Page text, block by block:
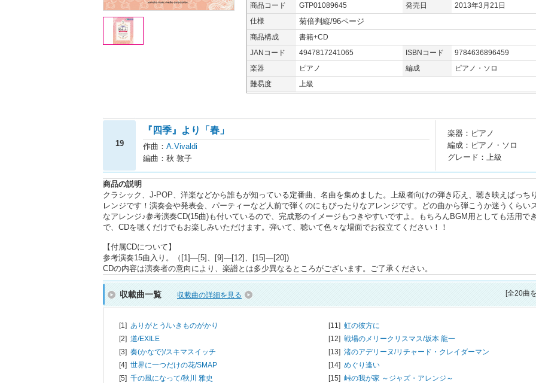
商品コード GTP01089645 発売日
2013年3月21日
仕様
菊倍判縦/96ページ
商品構成
書籍+CD
JANコード
4947817241065 ISBNコード
9784636896459
楽器
ピアノ 編成
ピアノ・ソロ
難易度
上級
19
『四季』より「春」
作曲： A.Vivaldi
編曲：秋 敦子
楽器：ピアノ
編成：ピアノ・ソロ
グレード：上級
商品の説明
クラシック、J-POP、洋楽などから誰もが知っている定番曲、名曲を集めました。上級者向けの弾き応え、聴き映えばっち
レンジです！演奏会や発表会、パーティーなど人前で弾くのにもぴったりなアレンジです。どの曲から弾こうか迷うくらい
なアレンジ♪参考演奏CD(15曲)も付いているので、完成形のイメージもつきやすいですよ。もちろんBGM用としても活用で
で、CDを聴くだけでもお楽しみいただけます。弾いて、聴いて色々な場面でお役立てください！！
【付属CDについて】
参考演奏15曲入り。（[1]―[5]、[9]―[12]、[15]―[20])
CDの内容は演奏者の意向により、楽譜とは多少異なるところがございます。ご了承ください。
収載曲一覧 収載曲の詳細を見る [全20曲
[1] ありがとう/いきものがかり
[2] 道/EXILE
[3] 奏(かなで)/スキマスイッチ
[4] 世界に一つだけの花/SMAP
[5] 千の風になって/秋川 雅史
[11] 虹の彼方に
[12] 戦場のメリークリスマス/坂本 龍一
[13] 渚のアデリーヌ/リチャード・クレイダーマン
[14] めぐり逢い
[15] 峠の我が家 ～ジャズ・アレンジ～